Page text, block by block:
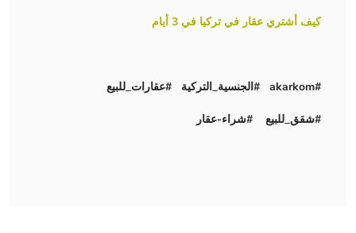
كيف أشتري عقار في تركيا في 3 أيام
#akarkom #الجنسية_التركية #عقارات_للبيع
#شقق_للبيع #شراء-عقار